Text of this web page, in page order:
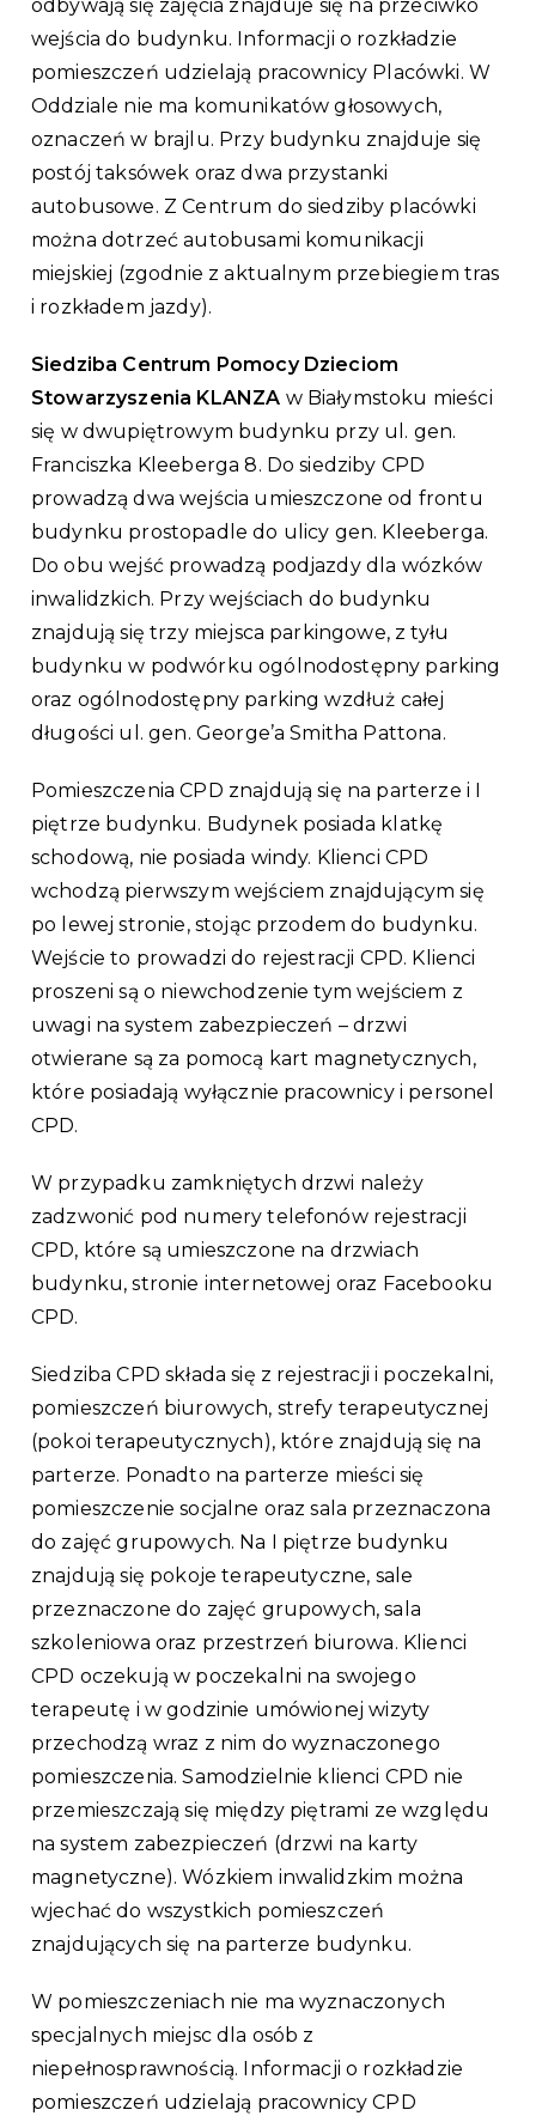
odbywają się zajęcia znajduje się na przeciwko
wejścia do budynku. Informacji o rozkładzie
pomieszczeń udzielają pracownicy Placówki. W
Oddziale nie ma komunikatów głosowych,
oznaczeń w brajlu. Przy budynku znajduje się
postój taksówek oraz dwa przystanki
autobusowe. Z Centrum do siedziby placówki
można dotrzeć autobusami komunikacji
miejskiej (zgodnie z aktualnym przebiegiem tras
i rozkładem jazdy).
Siedziba Centrum Pomocy Dzieciom
Stowarzyszenia KLANZA w Białymstoku mieści
się w dwupiętrowym budynku przy ul. gen.
Franciszka Kleeberga 8. Do siedziby CPD
prowadzą dwa wejścia umieszczone od frontu
budynku prostopadle do ulicy gen. Kleeberga.
Do obu wejść prowadzą podjazdy dla wózków
inwalidzkich. Przy wejściach do budynku
znajdują się trzy miejsca parkingowe, z tyłu
budynku w podwórku ogólnodostępny parking
oraz ogólnodostępny parking wzdłuż całej
długości ul. gen. George’a Smitha Pattona.
Pomieszczenia CPD znajdują się na parterze i I
piętrze budynku. Budynek posiada klatkę
schodową, nie posiada windy. Klienci CPD
wchodzą pierwszym wejściem znajdującym się
po lewej stronie, stojąc przodem do budynku.
Wejście to prowadzi do rejestracji CPD. Klienci
proszeni są o niewchodzenie tym wejściem z
uwagi na system zabezpieczeń – drzwi
otwierane są za pomocą kart magnetycznych,
które posiadają wyłącznie pracownicy i personel
CPD.
W przypadku zamkniętych drzwi należy
zadzwonić pod numery telefonów rejestracji
CPD, które są umieszczone na drzwiach
budynku, stronie internetowej oraz Facebooku
CPD.
Siedziba CPD składa się z rejestracji i poczekalni,
pomieszczeń biurowych, strefy terapeutycznej
(pokoi terapeutycznych), które znajdują się na
parterze. Ponadto na parterze mieści się
pomieszczenie socjalne oraz sala przeznaczona
do zajęć grupowych. Na I piętrze budynku
znajdują się pokoje terapeutyczne, sale
przeznaczone do zajęć grupowych, sala
szkoleniowa oraz przestrzeń biurowa. Klienci
CPD oczekują w poczekalni na swojego
terapeutę i w godzinie umówionej wizyty
przechodzą wraz z nim do wyznaczonego
pomieszczenia. Samodzielnie klienci CPD nie
przemieszczają się między piętrami ze względu
na system zabezpieczeń (drzwi na karty
magnetyczne). Wózkiem inwalidzkim można
wjechać do wszystkich pomieszczeń
znajdujących się na parterze budynku.
W pomieszczeniach nie ma wyznaczonych
specjalnych miejsc dla osób z
niepełnosprawnością. Informacji o rozkładzie
pomieszczeń udzielają pracownicy CPD